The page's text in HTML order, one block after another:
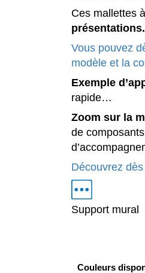
Ces mallettes
présentations.
Vous pouvez
modèle et la
Exemple
rapide…
Zoom sur la
de
Découvrez
Support mural
Couleurs